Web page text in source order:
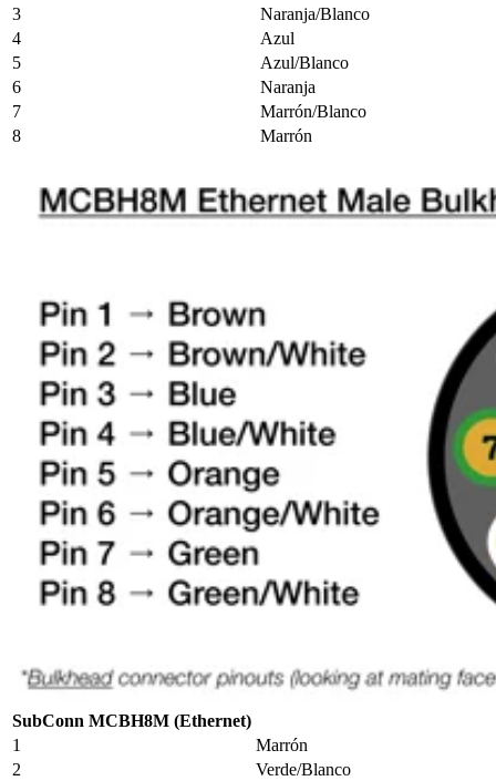
3
Naranja/Blanco
4
Azul
5
Azul/Blanco
6
Naranja
7
Marrón/Blanco
8
Marrón
SubConn MCBH8M (Ethernet)
1
Marrón
2
Verde/Blanco